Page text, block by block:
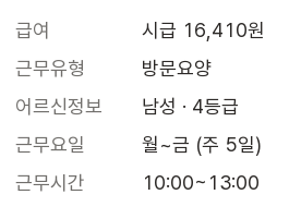
급여
시급 16,410원
근무유형
방문요양
어르신정보
남성 · 4등급
근무요일
월~금 (주 5일)
근무시간
10:00~13:00